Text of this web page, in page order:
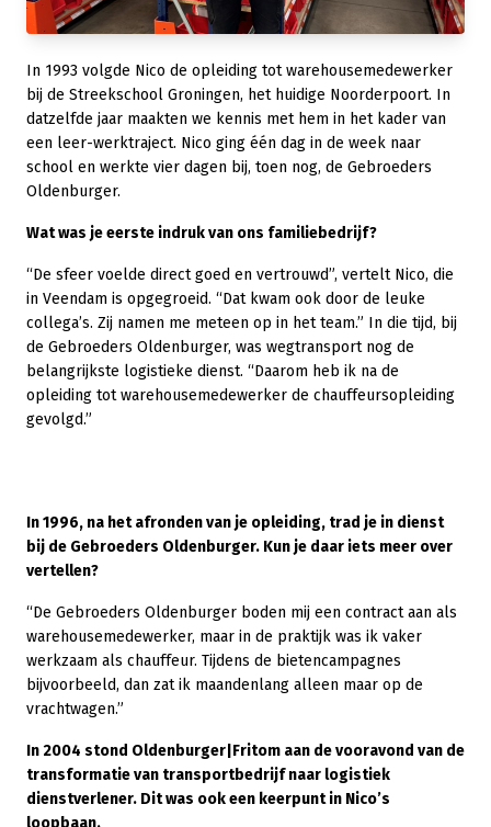
In 1993 volgde Nico de opleiding tot warehousemedewerker
bij de Streekschool Groningen, het huidige Noorderpoort. In
datzelfde jaar maakten we kennis met hem in het kader van
een leer-werktraject. Nico ging één dag in de week naar
school en werkte vier dagen bij, toen nog, de Gebroeders
Oldenburger.
Wat was je eerste indruk van ons familiebedrijf?
“De sfeer voelde direct goed en vertrouwd”, vertelt Nico, die
in Veendam is opgegroeid. “Dat kwam ook door de leuke
collega’s. Zij namen me meteen op in het team.” In die tijd, bij
de Gebroeders Oldenburger, was wegtransport nog de
belangrijkste logistieke dienst. “Daarom heb ik na de
opleiding tot warehousemedewerker de chauffeursopleiding
gevolgd.”
In 1996, na het afronden van je opleiding, trad je in dienst
bij de Gebroeders Oldenburger. Kun je daar iets meer over
vertellen?
“De Gebroeders Oldenburger boden mij een contract aan als
warehousemedewerker, maar in de praktijk was ik vaker
werkzaam als chauffeur. Tijdens de bietencampagnes
bijvoorbeeld, dan zat ik maandenlang alleen maar op de
vrachtwagen.”
In 2004 stond Oldenburger|Fritom aan de vooravond van de
transformatie van transportbedrijf naar logistiek
dienstverlener. Dit was ook een keerpunt in Nico’s
loopbaan.